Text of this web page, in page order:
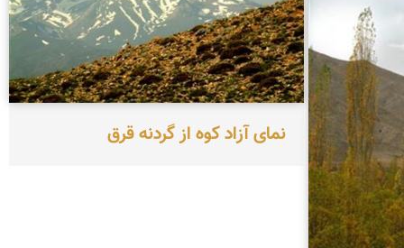
نمای آزاد کوه از گردنه قرق